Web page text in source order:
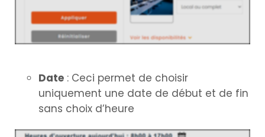
Date : Ceci permet de choisir
uniquement une date de début et de fin
sans choix d’heure